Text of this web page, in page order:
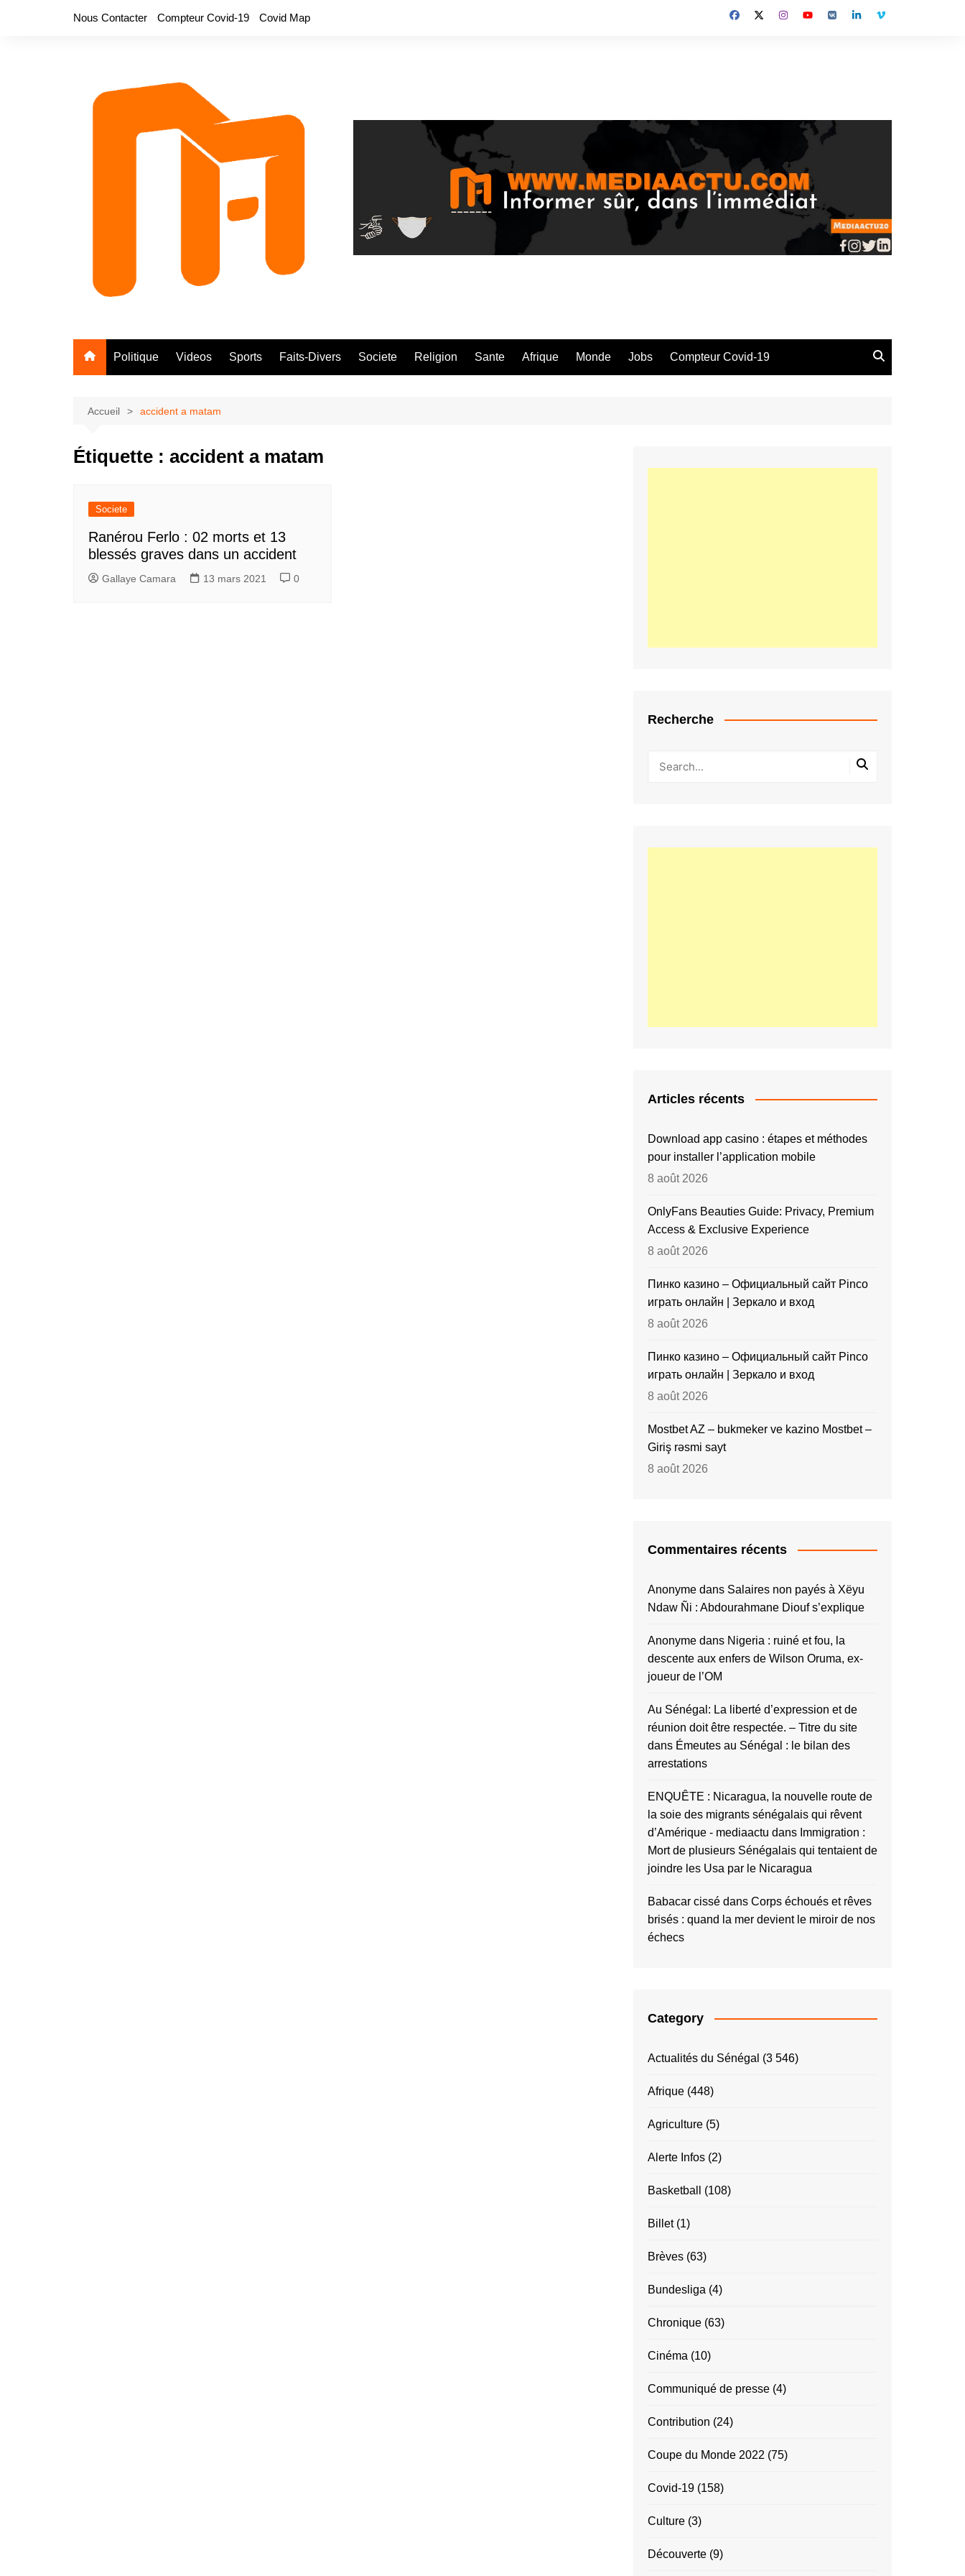
Nous Contacter Compteur Covid-19 Covid Map
Politique Videos Sports Faits-Divers Societe Religion Sante Afrique Monde Jobs Compteur Covid-19
Accueil accident a matam
Étiquette : accident a matam
Societe
Ranérou Ferlo : 02 morts et 13
blessés graves dans un accident
Gallaye Camara 13 mars 2021 0
Recherche
Articles récents
Download app casino : étapes et méthodes
pour installer l’application mobile
8 août 2026
OnlyFans Beauties Guide: Privacy, Premium
Access & Exclusive Experience
8 août 2026
Пинко казино – Официальный сайт Pinco
играть онлайн | Зеркало и вход
8 août 2026
Пинко казино – Официальный сайт Pinco
играть онлайн | Зеркало и вход
8 août 2026
Mostbet AZ – bukmeker ve kazino Mostbet –
Giriş rəsmi sayt
8 août 2026
Commentaires récents
Anonyme dans Salaires non payés à Xëyu
Ndaw Ñi : Abdourahmane Diouf s’explique
Anonyme dans Nigeria : ruiné et fou, la
descente aux enfers de Wilson Oruma, ex-
joueur de l’OM
Au Sénégal: La liberté d’expression et de
réunion doit être respectée. – Titre du site
dans Émeutes au Sénégal : le bilan des
arrestations
ENQUÊTE : Nicaragua, la nouvelle route de
la soie des migrants sénégalais qui rêvent
d’Amérique - mediaactu dans Immigration :
Mort de plusieurs Sénégalais qui tentaient de
joindre les Usa par le Nicaragua
Babacar cissé dans Corps échoués et rêves
brisés : quand la mer devient le miroir de nos
échecs
Category
Actualités du Sénégal (3 546)
Afrique (448)
Agriculture (5)
Alerte Infos (2)
Basketball (108)
Billet(1)
Brèves (63)
Bundesliga (4)
Chronique (63)
Cinéma (10)
Communiqué de presse (4)
Contribution (24)
Coupe du Monde 2022 (75)
Covid-19 (158)
Culture (3)
Découverte (9)